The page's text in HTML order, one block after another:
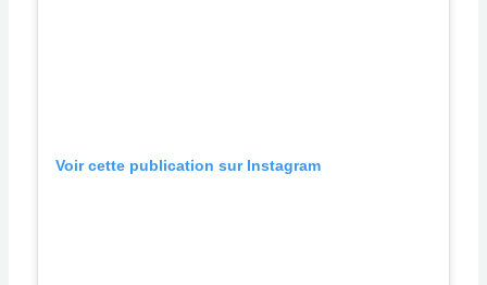
Voir cette publication sur Instagram